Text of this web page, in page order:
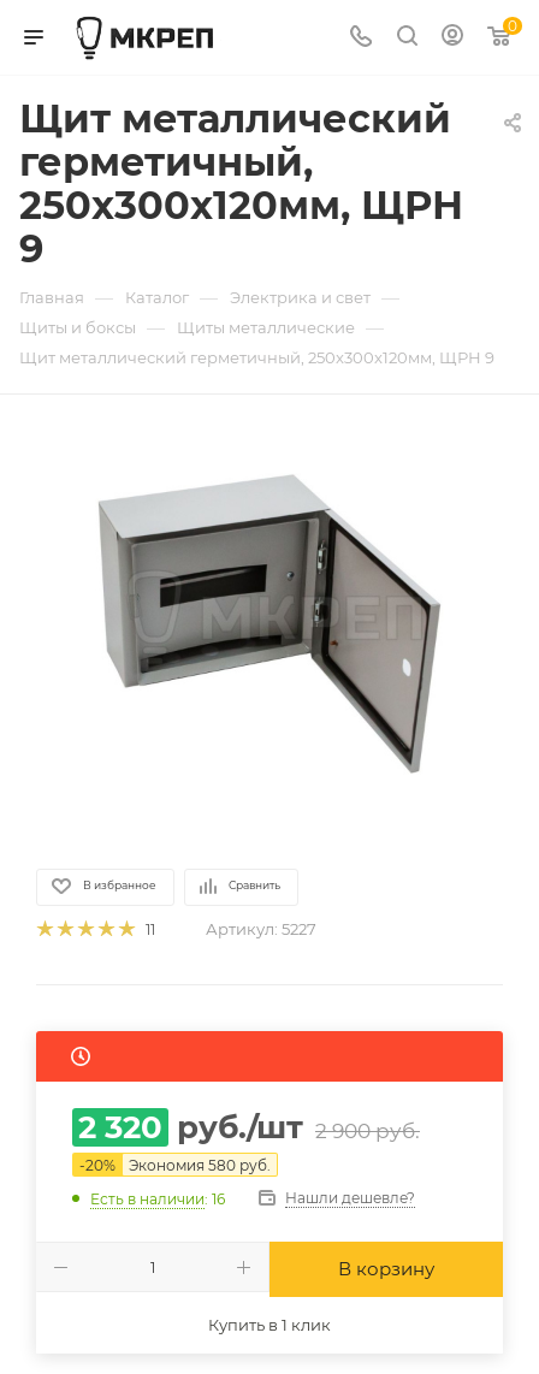
0
Щит металлический
герметичный,
250x300x120мм, ЩРН
9
Главная — Каталог — Электрика и свет —
Щиты и боксы — Щиты металлические —
Щит металлический герметичный, 250x300x120мм, ЩРН 9
В избранное Сравнить
11 Артикул: 5227
2 320 руб./шт 2 900руб.
-20% Экономия 580 руб.
Есть в наличии: 16 Нашли дешевле?
В корзину
Купить в 1 клик